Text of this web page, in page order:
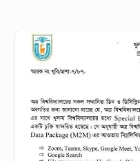
বিশ্ববিদ্যালয়ের
শিক্ষার্থীদের
স্বল্পমূল্যে
ইন্টারনেট
গ্রামীণফোন